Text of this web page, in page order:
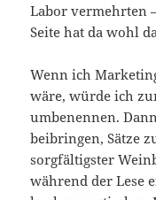
Labor vermehrten
Seite hat da wohl
Wenn ich
wäre, würde ich
umbenennen.
beibringen, Sätze
sorgfältigster
während der Lese